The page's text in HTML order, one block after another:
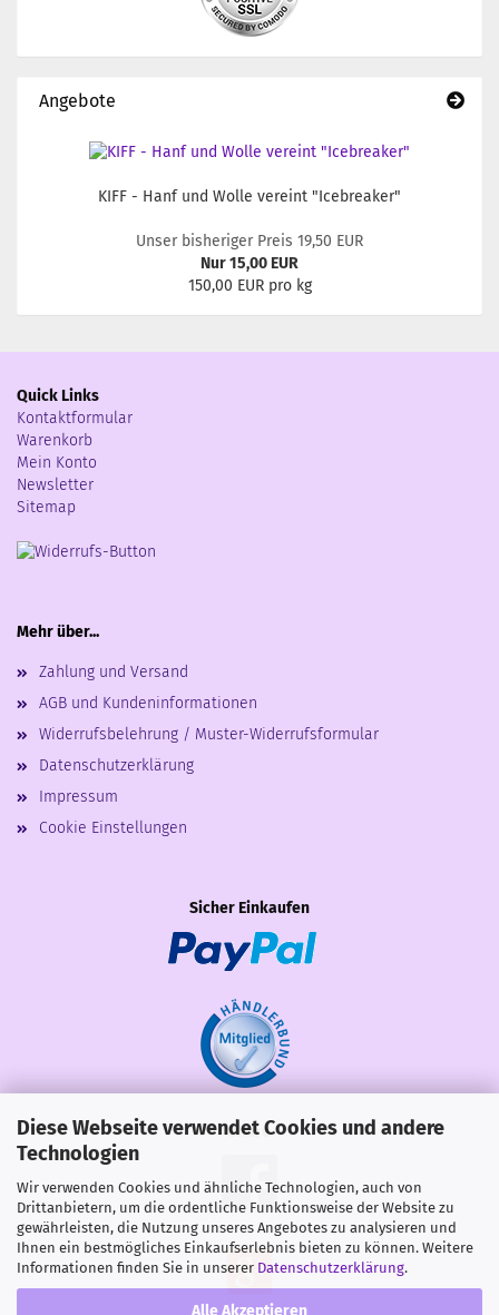
Diese Webseite verwendet Cookies und andere
Technologien
Wir verwenden Cookies und ähnliche Technologien, auch von
Drittanbietern, um die ordentliche Funktionsweise der Website zu
gewährleisten, die Nutzung unseres Angebotes zu analysieren und
Ihnen ein bestmögliches Einkaufserlebnis bieten zu können. Weitere
Informationen finden Sie in unserer Datenschutzerklärung.
Alle Akzeptieren
Angebote
KIFF - Hanf und Wolle vereint "Icebreaker"
Unser bisheriger Preis 19,50 EUR
Nur 15,00 EUR
150,00 EUR pro kg
Quick Links
Kontaktformular
Warenkorb
Mein Konto
Newsletter
Sitemap
Mehr über...
Zahlung und Versand
AGB und Kundeninformationen
Widerrufsbelehrung / Muster-Widerrufsformular
Datenschutzerklärung
Impressum
Cookie Einstellungen
Sicher Einkaufen
Share